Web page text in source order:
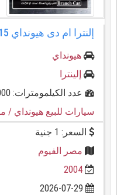
إلنترا ام دى هيونداي 2015 الفيوم أسود 7256056...
هيونداي
إلينترا
عدد الكيلمومترات: 210000 كم
سيارات للبيع هيونداي /
السعر: 1 جنية
مصر الفيوم
2004